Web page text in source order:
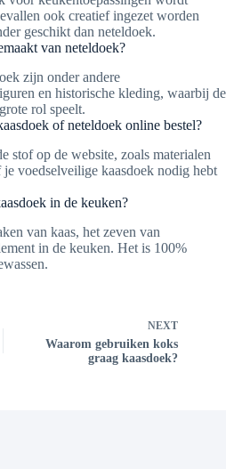
ook creatief ingezet worden
geschikt dan neteldoek.
van neteldoek?
zijn onder andere
en historische kleding, waarbij de
rol speelt.
of neteldoek online bestel?
stof op de website, zoals materialen
voedselveilige kaasdoek nodig hebt
in de keuken?
van kaas, het zeven van
in de keuken. Het is 100%
NEXT
Waarom gebruiken koks
graag kaasdoek?